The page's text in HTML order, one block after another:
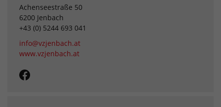
Achenseestraße 50
6200 Jenbach
+43 (0) 5244 693 041
info@vzjenbach.at
www.vzjenbach.at